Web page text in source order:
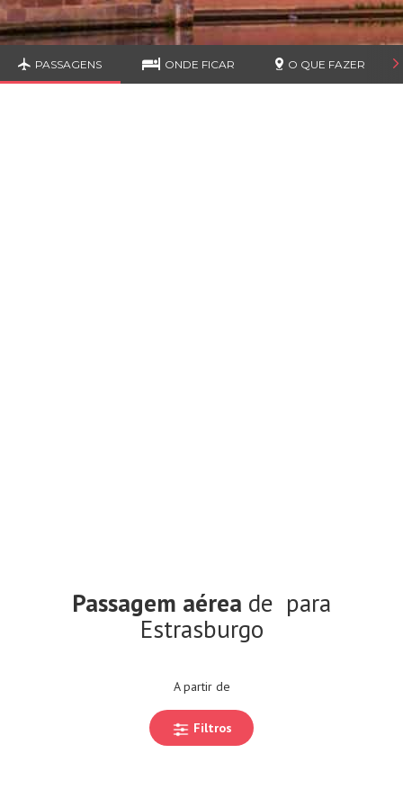
PASSAGENS ONDE FICAR O QUE FAZER
Passagem aérea de para
Estrasburgo
A partir de
Filtros